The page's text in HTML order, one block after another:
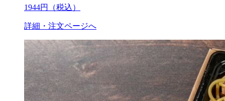
1944円（税込）
詳細・注文ページへ